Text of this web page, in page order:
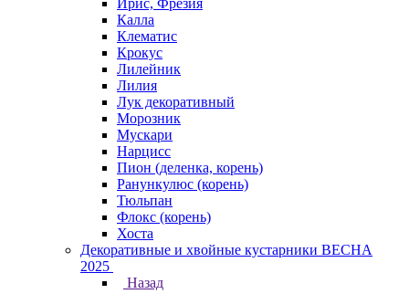
Ирис, Фрезия
Калла
Клематис
Крокус
Лилейник
Лилия
Лук декоративный
Морозник
Мускари
Нарцисс
Пион (деленка, корень)
Ранункулюс (корень)
Тюльпан
Флокс (корень)
Хоста
Декоративные и хвойные кустарники ВЕСНА
2025
Назад